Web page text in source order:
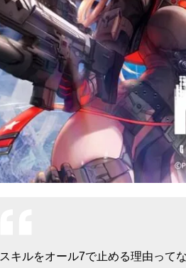
スキルをオール7で止める理由って